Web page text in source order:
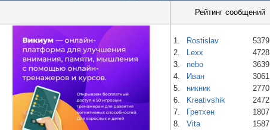
Рейтинг сообщений
1. Rostislav
5379
2.
Lexx
4728
3.
nebo
3639
4.
Иван
3061
5.
никник
2770
6.
Kreativshik
2472
7.
Гретхен
1807
8.
Vita 1587